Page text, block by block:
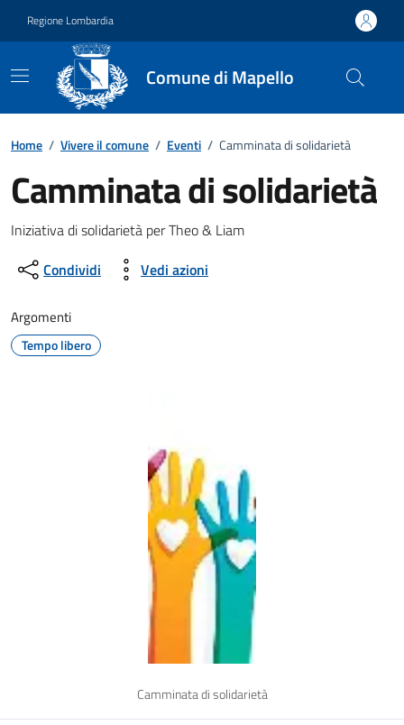
Regione Lombardia
Comune di Mapello
Home / Vivere il comune / Eventi / Camminata di solidarietà
Camminata di solidarietà
Dettagli della notizia
Iniziativa di solidarietà per Theo & Liam
Condividi
Vedi azioni
Argomenti
Tempo libero
Camminata di solidarietà